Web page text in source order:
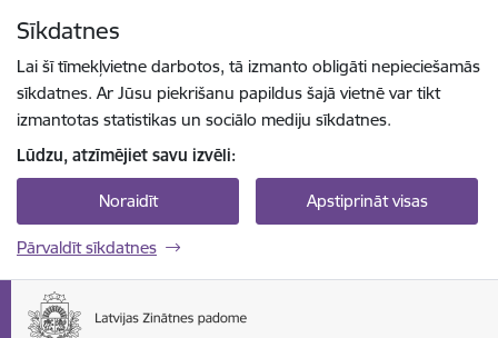
Sīkdatnes
Lai šī tīmekļvietne darbotos, tā izmanto obligāti nepieciešamās
sīkdatnes. Ar Jūsu piekrišanu papildus šajā vietnē var tikt
izmantotas statistikas un sociālo mediju sīkdatnes.
Lūdzu, atzīmējiet savu izvēli:
Noraidīt Apstiprināt visas
Pārvaldīt sīkdatnes